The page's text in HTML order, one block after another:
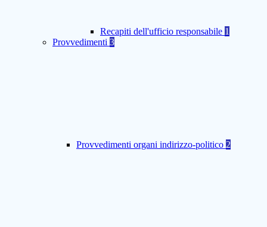
Recapiti dell'ufficio responsabile 1
Provvedimenti 3
Provvedimenti organi indirizzo-politico 2